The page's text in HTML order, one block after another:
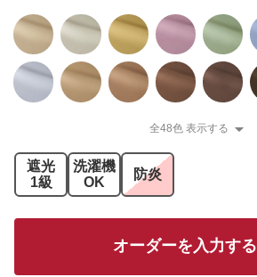
全48色 表示する
遮光
1級
洗濯機
OK
防炎
オーダーを入力する